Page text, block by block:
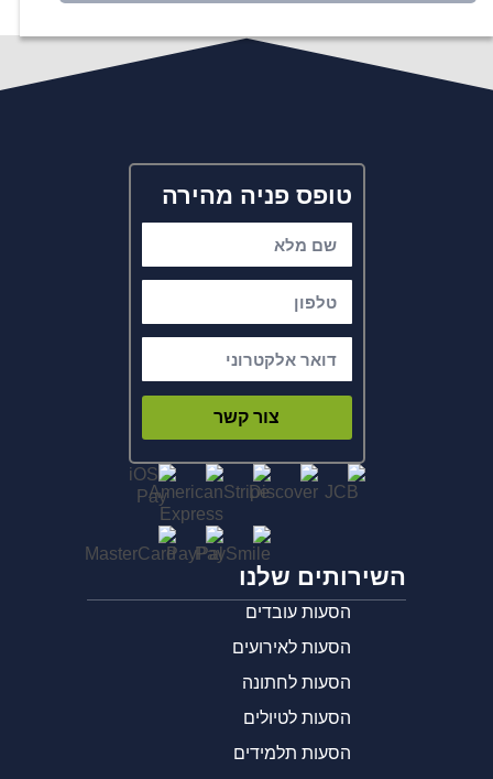
טופס פניה מהירה
צור קשר
השירותים שלנו
הסעות עובדים
הסעות לאירועים
הסעות לחתונה
הסעות לטיולים
הסעות תלמידים